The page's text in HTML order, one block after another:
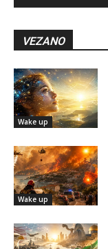
VEZANO
Wake up
Wake up